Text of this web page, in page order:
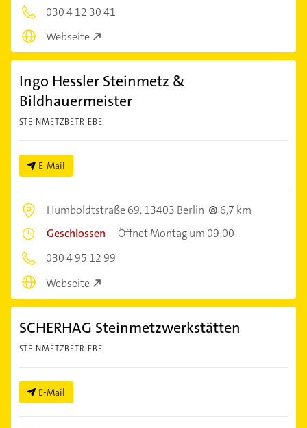
030 4 12 30 41
Webseite
Ingo Hessler Steinmetz &
Bildhauermeister
STEINMETZBETRIEBE
E-Mail
Humboldtstraße 69,13403 Berlin
6,7 km
Geschlossen –Öffnet Montag um 09:00
030 4 95 12 99
Webseite
SCHERHAG Steinmetzwerkstätten
STEINMETZBETRIEBE
E-Mail